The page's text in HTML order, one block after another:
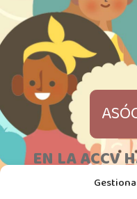
EN LA ACCV
CADA